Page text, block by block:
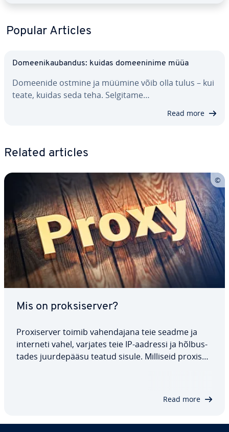
Popular Articles
Do­mee­ni­kau­ban­dus: kuidas do­mee­ninime müüa
Domeenide ostmine ja müümine võib olla tulus – kui
teate, kuidas seda teha. Selgitame…
Read more
Related articles
Mis on prok­si­ser­ver?
Proxi­ser­ver toimib va­hen­da­jana teie seadme ja
interneti vahel, varjates teie IP-aadressi ja hõl­bus­
ta­des juur­de­pääsu teatud sisule. Milliseid proxi­ser­
Read more